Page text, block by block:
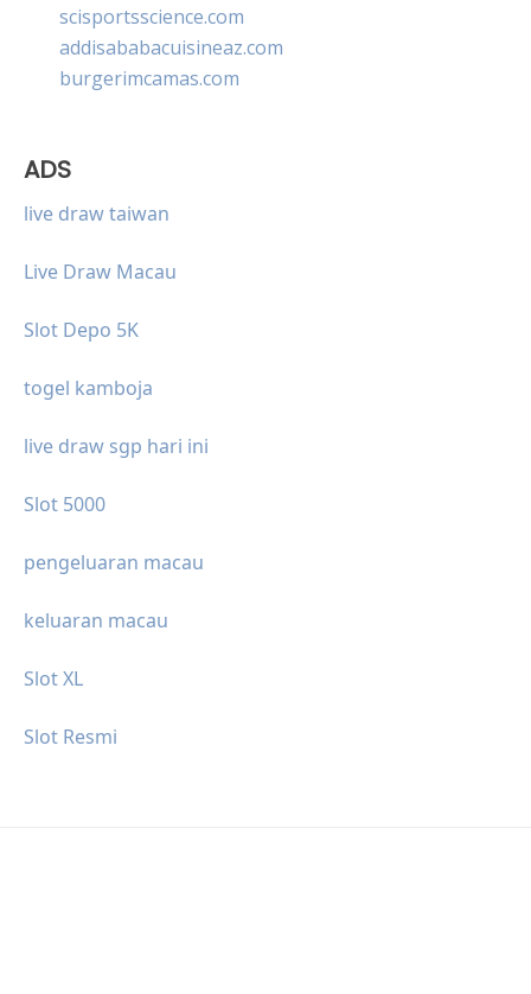
scisportsscience.com
addisababacuisineaz.com
burgerimcamas.com
ADS
live draw taiwan
Live Draw Macau
Slot Depo 5K
togel kamboja
live draw sgp hari ini
Slot 5000
pengeluaran macau
keluaran macau
Slot XL
Slot Resmi